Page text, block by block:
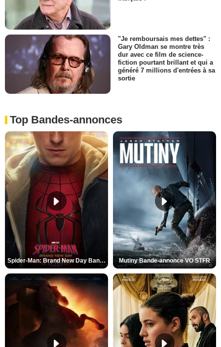
"Je remboursais mes dettes" :
Gary Oldman se montre très
dur avec ce film de science-
fiction pourtant brillant et qui a
généré 7 millions d'entrées à sa
sortie
Top Bandes-annonces
Spider-Man: Brand New Day Bande-annonce VO STFR Mutiny Bande-annonce VO STFR